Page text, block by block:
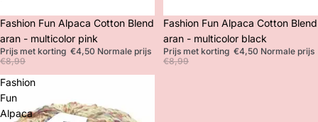
Korting
Fashion Fun Alpaca Cotton Blend
aran - multicolor pink
Prijs met korting €4,50 Normale prijs
€8,99
Korting
Fashion Fun Alpaca Cotton Blend
aran - multicolor black
Prijs met korting €4,50 Normale prijs
€8,99
Fashion
Fun
Alpaca